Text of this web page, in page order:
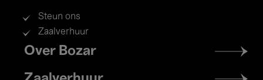
Steun ons
Zaalverhuur
Footer
menu
Over Bozar